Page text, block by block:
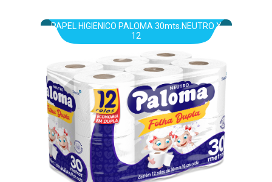
PAPEL HIGIENICO PALOMA 30mts.NEUTRO X
12